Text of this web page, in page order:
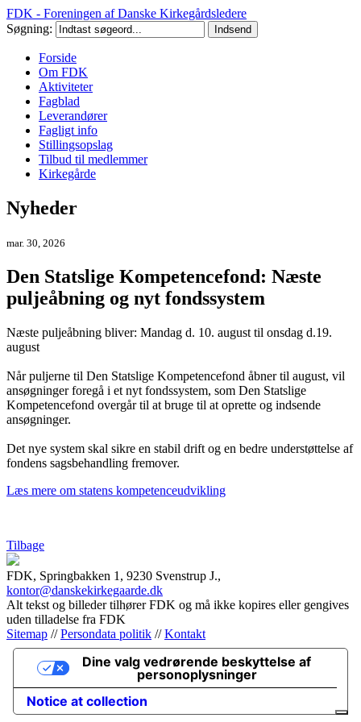
FDK - Foreningen af Danske Kirkegårdsledere
Søgning:
Forside
Om FDK
Aktiviteter
Fagblad
Leverandører
Fagligt info
Stillingsopslag
Tilbud til medlemmer
Kirkegårde
Nyheder
mar. 30, 2026
Den Statslige Kompetencefond: Næste
puljeåbning og nyt fondssystem
Næste puljeåbning bliver: Mandag d. 10. august til onsdag d.19.
august
Når puljerne til Den Statslige Kompetencefond åbner til august, vil
ansøgninger foregå i et nyt fondssystem, som Den Statslige
Kompetencefond overgår til at bruge til at oprette og indsende
ansøgninger.
Det nye system skal sikre en stabil drift og en bedre understøttelse af
fondens sagsbehandling fremover.
Læs mere om statens kompetenceudvikling
Tilbage
FDK, Springbakken 1, 9230 Svenstrup J.,
kontor@danskekirkegaarde.dk
Alt tekst og billeder tilhører FDK og må ikke kopires eller gengives
uden tilladelse fra FDK
Sitemap //Persondata politik //Kontakt
Notice at collection
Dine valg vedrørende beskyttelse af
personoplysninger